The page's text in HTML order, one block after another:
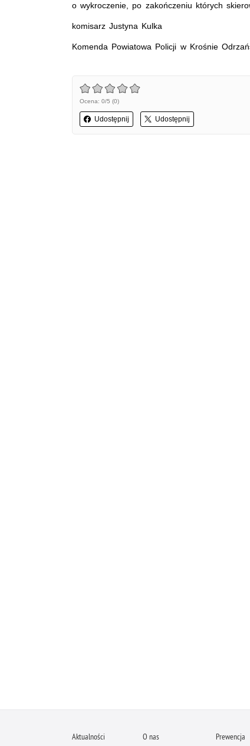
o wykroczenie, po zakończeniu których
komisarz Justyna Kulka
Komenda Powiatowa Policji w Krośnie
Ocena: 0/5 (0)
Udostępnij Udostępnij
Aktualności O nas Prewencja